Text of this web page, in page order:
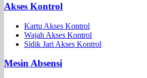
Akses Kontrol
Kartu Akses Kontrol
Wajah Akses Kontrol
Sidik Jari Akses Kontrol
Mesin Absensi